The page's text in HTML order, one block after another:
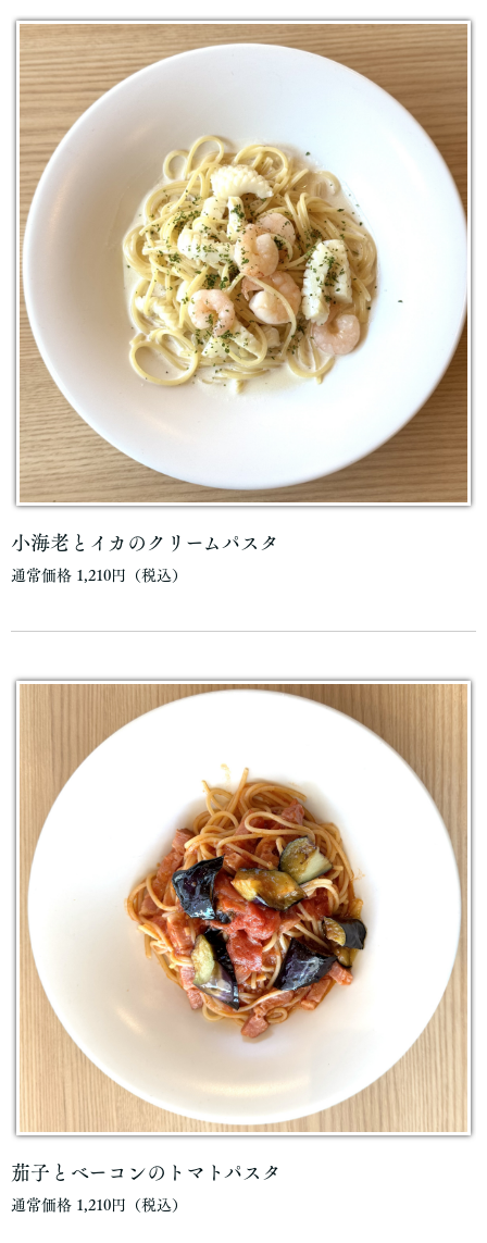
小海老とイカのクリームパスタ
通常価格 1,210円（税込）
茄子とベーコンのトマトパスタ
通常価格 1,210円（税込）